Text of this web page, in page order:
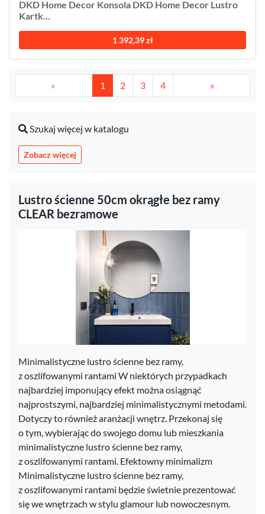
DKD Home Decor Konsola DKD Home Decor Lustro
Kartk...
1 392,39 zł
« 1 2 3 4 »
Szukaj więcej w katalogu
Zobacz więcej
Lustro ścienne 50cm okrągłe bez ramy
CLEAR bezramowe
Minimalistyczne lustro ścienne bez ramy,
z oszlifowanymi rantami W niektórych przypadkach
najbardziej imponujący efekt można osiągnąć
najprostszymi, najbardziej minimalistycznymi metodami.
Dotyczy to również aranżacji wnętrz. Przekonaj się
o tym, wybierając do swojego domu lub mieszkania
minimalistyczne lustro ścienne bez ramy,
z oszlifowanymi rantami. Efektowny minimalizm
Minimalistyczne lustro ścienne bez ramy,
z oszlifowanymi rantami będzie świetnie prezentować
się we wnętrzach w stylu glamour lub nowoczesnym.